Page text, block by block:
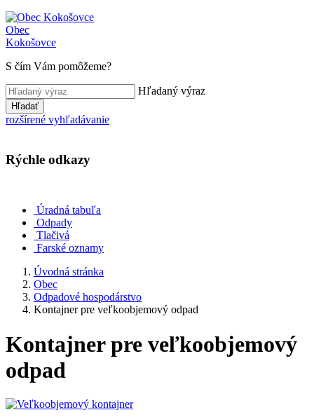
Obec
Kokošovce
S čím Vám pomôžeme?
Hľadaný výraz
Hľadať
rozšírené vyhľadávanie
Rýchle odkazy
Úradná tabuľa
Odpady
Tlačivá
Farské oznamy
Úvodná stránka
Obec
Odpadové hospodárstvo
Kontajner pre veľkoobjemový odpad
Kontajner pre veľkoobjemový
odpad